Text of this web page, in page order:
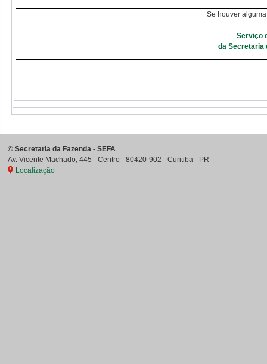
Se houver
Serviço
da Secretaria
© Secretaria da Fazenda - SEFA
Av. Vicente Machado, 445 - Centro - 80420-902 - Curitiba - PR
Localização